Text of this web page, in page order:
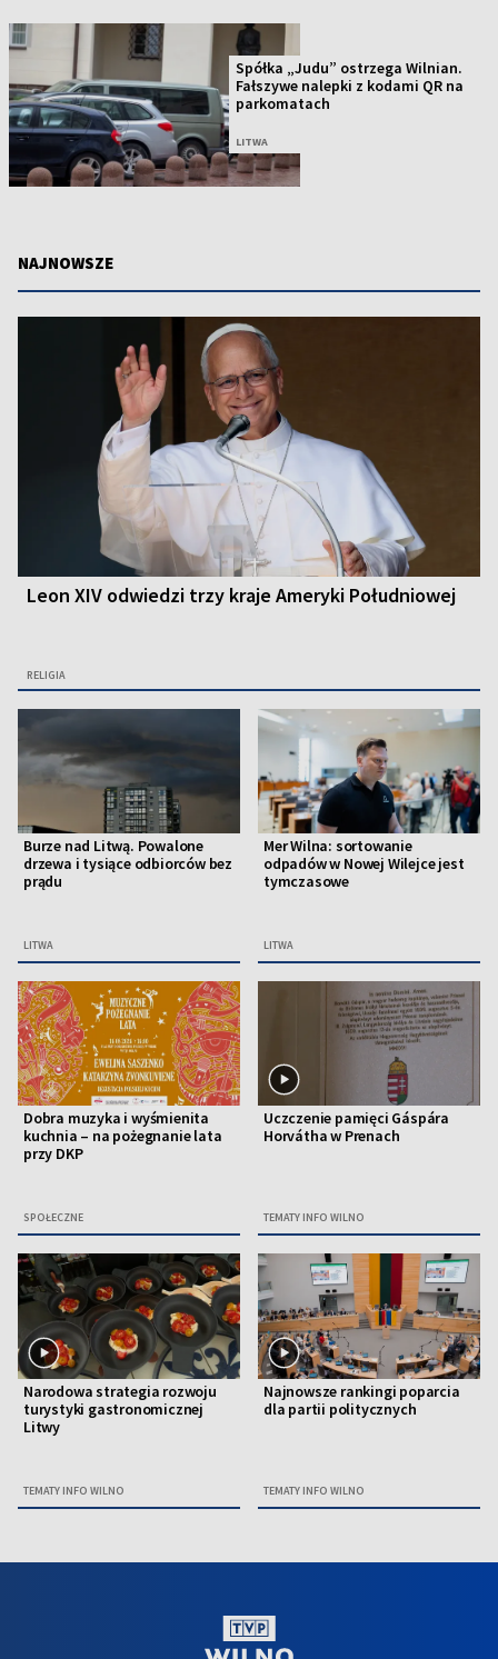
Spółka „Judu” ostrzega Wilnian.
Fałszywe nalepki z kodami QR na
parkomatach
LITWA
NAJNOWSZE
Leon XIV odwiedzi trzy kraje Ameryki Południowej
RELIGIA
Burze nad Litwą. Powalone
drzewa i tysiące odbiorców bez
prądu
LITWA
Mer Wilna: sortowanie
odpadów w Nowej Wilejce jest
tymczasowe
LITWA
Dobra muzyka i wyśmienita
kuchnia – na pożegnanie lata
przy DKP
SPOŁECZNE
Uczczenie pamięci Gáspára
Horvátha w Prenach
TEMATY INFO WILNO
Narodowa strategia rozwoju
turystyki gastronomicznej
Litwy
TEMATY INFO WILNO
Najnowsze rankingi poparcia
dla partii politycznych
TEMATY INFO WILNO